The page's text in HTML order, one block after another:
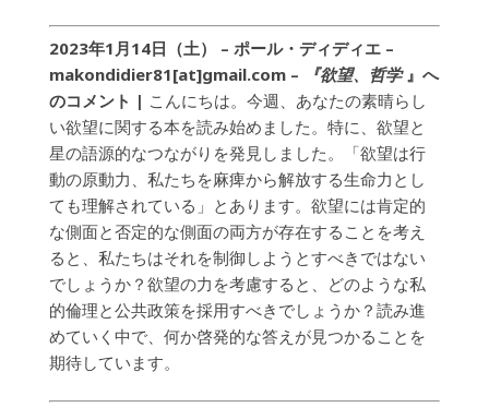
2023年1月14日（土） – ポール・ディディエ –
makondidier81[at]gmail.com – 『欲望、哲学』へ
のコメント | こんにちは。今週、あなたの素晴らし
い欲望に関する本を読み始めました。特に、欲望と
星の語源的なつながりを発見しました。「欲望は行
動の原動力、私たちを麻痺から解放する生命力とし
ても理解されている」とあります。欲望には肯定的
な側面と否定的な側面の両方が存在することを考え
ると、私たちはそれを制御しようとすべきではない
でしょうか？欲望の力を考慮すると、どのような私
的倫理と公共政策を採用すべきでしょうか？読み進
めていく中で、何か啓発的な答えが見つかることを
期待しています。